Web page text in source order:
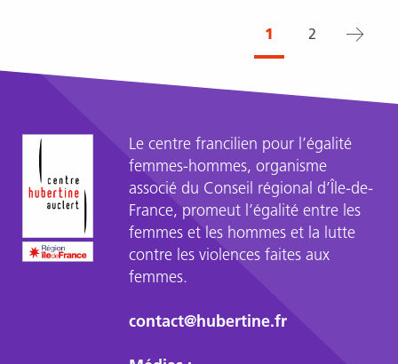
Page
courante
1
Admin
2
Page
Le centre francilien pour l’égalité
femmes-hommes, organisme
associé du Conseil régional d’Île-de-
France, promeut l’égalité entre les
femmes et les hommes et la lutte
contre les violences faites aux
femmes.
contact@hubertine.fr